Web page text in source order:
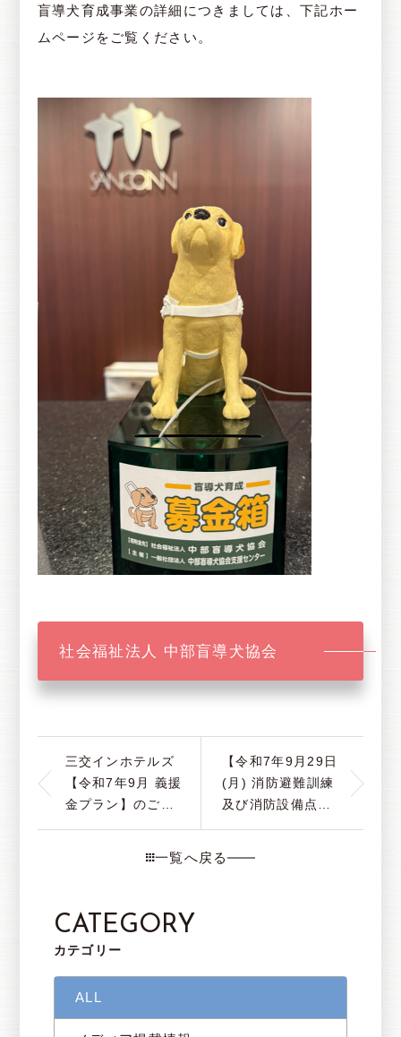
盲導犬育成事業の詳細につきましては、下記ホー
ムページをご覧ください。
社会福祉法人 中部盲導犬協会
三交インホテルズ
【令和7年9月 義援
金プラン】のご報
【令和7年9月29日
(月) 消防避難訓練
及び消防設備点検
一覧へ戻る
CATEGORY
カテゴリー
ALL